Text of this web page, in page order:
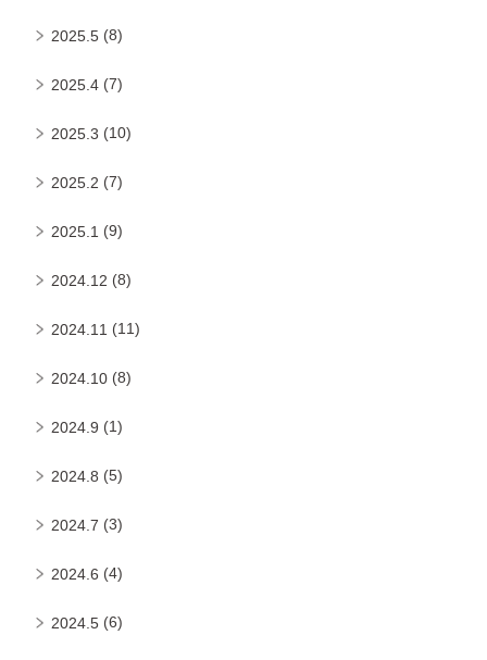
2025.5 (8)
2025.4 (7)
2025.3 (10)
2025.2 (7)
2025.1 (9)
2024.12 (8)
2024.11 (11)
2024.10 (8)
2024.9 (1)
2024.8 (5)
2024.7 (3)
2024.6 (4)
2024.5 (6)